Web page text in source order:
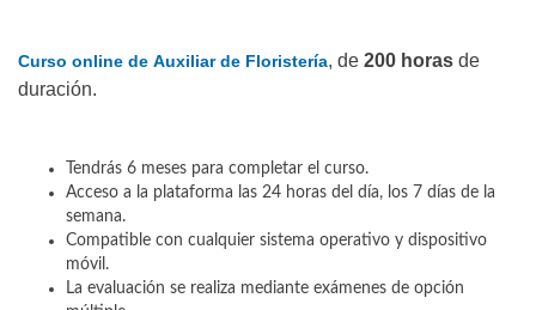
Curso online de Auxiliar de Floristería, de 200 horas de
duración.
Tendrás 6 meses para completar el curso.
Acceso a la plataforma las 24 horas del día, los 7 días de la
semana.
Compatible con cualquier sistema operativo y dispositivo
móvil.
La evaluación se realiza mediante exámenes de opción